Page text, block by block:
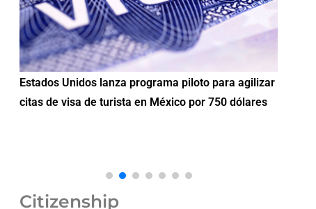
Estados Unidos lanza programa piloto para agilizar
citas de visa de turista en México por 750 dólares
Citizenship